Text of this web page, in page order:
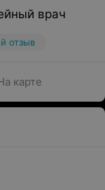
врач
отзыв
карте